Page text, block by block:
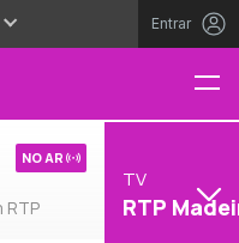
Entrar
RTP
NO AR
TV
RTP